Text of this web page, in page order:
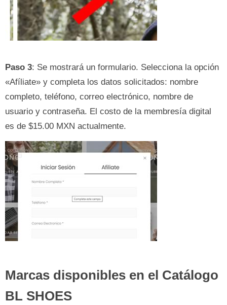
Paso 3: Se mostrará un formulario. Selecciona la opción
«Afíliate» y completa los datos solicitados: nombre
completo, teléfono, correo electrónico, nombre de
usuario y contraseña. El costo de la membresía digital
es de $15.00 MXN actualmente.
Marcas disponibles en el Catálogo
BL SHOES